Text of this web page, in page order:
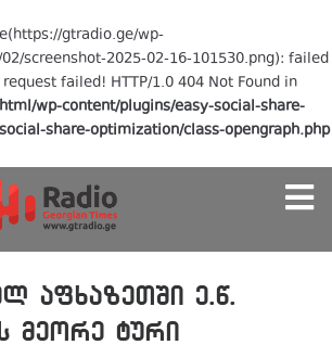
gtradio.ge/wp-
screenshot-2025-02-16-101530.png): failed
failed! HTTP/1.0 404 Not Found in
wp-content/plugins/easy-social-share-
share-optimization/class-opengraph.php
აფხაზეთში ე.წ.
მეორე ტური